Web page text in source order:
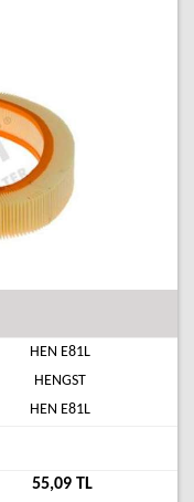
HEN E81L
HENGST
HEN E81L
55,09 TL